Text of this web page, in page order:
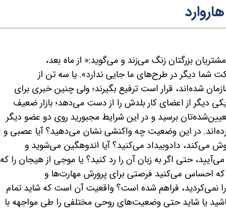
بزرگتان زنگ می‌زند و می‌گوید:« از ماه بعد،
شما دیگر در طرح‌های ما جایی ندارد». یا سه تن از
شده‌اند، قرار است ترفیع بگیرند؛ ولی چنین خبری برای
دیگر از اعضای کار بلدش را از دست می‌دهد؛ بازار ضعیف
برسید و در این شرایط مجبورید روی دو عضو دیگر
در این وضعیت چه واکنشی نشان می‌دهید؟ آیا عصبی و
می‌کند، دادوبیداد می‌کنید؟ آیا اندوهگین می‌شوید و
حتی اگر به زبان آن را رد کنید؟ یا موجی از هیجان را که
احساس می‌کنید فرصتی برای پرورش مهارت‌ها و
فراهم شده است؟ واقعیت آن است که شاید تمام
یا شاید حتی وضعیت‌های روحی مختلفی را طی مواجهه با